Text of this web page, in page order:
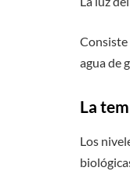
Consiste
agua de
La
Los